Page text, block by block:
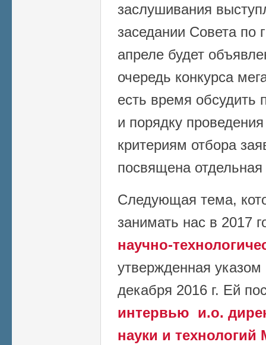
заслушивания
заседании Совета по
апреле будет
очередь конкурса
есть время
и порядку
критериям отбора
посвящена отдельная
Следующая тема,
занимать нас в 2017
научно-
утвержденная
декабря 2016 г. Ей
интервью и.о.
науки и